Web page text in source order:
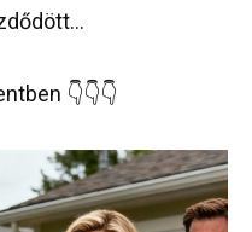
👇👇👇